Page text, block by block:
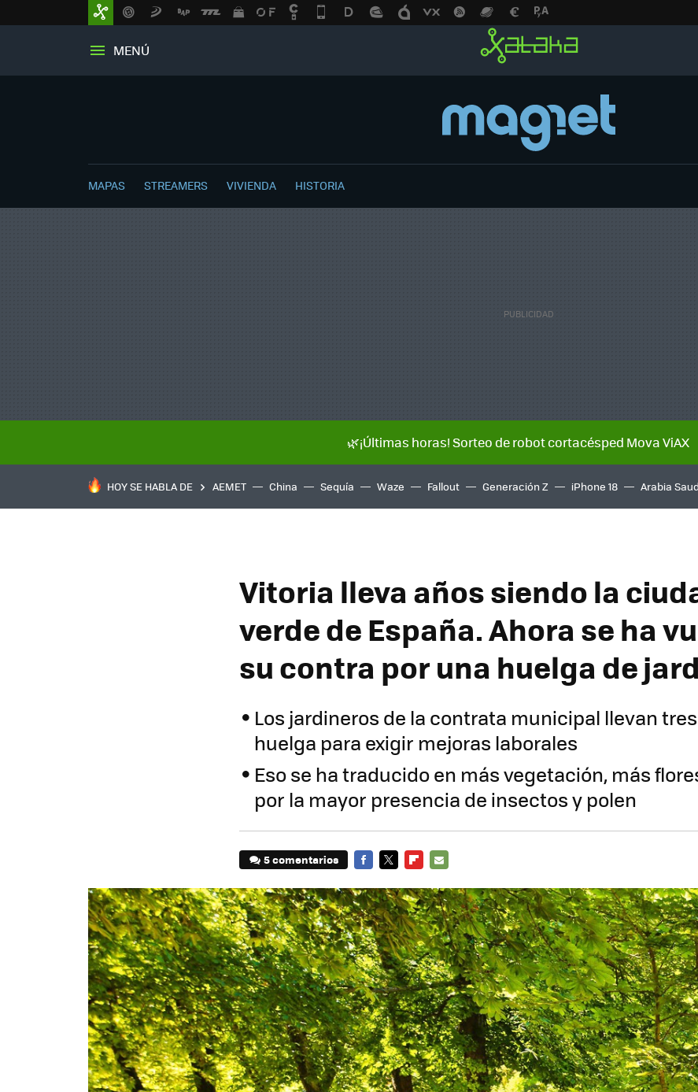
MENÚ
MAPAS STREAMERS VIVIENDA HISTORIA
🌿¡Últimas horas! Sorteo de robot cortacésped Mova ViAX
HOY SE HABLA DE AEMET China Sequía Waze Fallout Generación Z iPhone 18 Arabia
Vitoria lleva años siendo la
verde de España. Ahora se ha
su contra por una huelga de
Los jardineros de la contrata municipal llevan
huelga para exigir mejoras laborales
Eso se ha traducido en más vegetación, más
por la mayor presencia de insectos y polen
5 comentarios
MAIL